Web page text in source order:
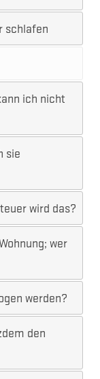
schlafen
ich nicht
sie
wird das?
wer
werden?
den